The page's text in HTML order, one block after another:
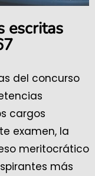
escritas
del concurso
cargos
examen, la
meritocrático
más